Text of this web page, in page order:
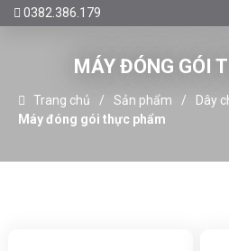
0382.386.179
MÁY ĐÓNG GÓI
Trang chủ Sản phẩm
Dây
Máy đóng gói thực phẩm